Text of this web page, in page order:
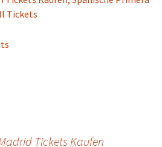
Tickets
Tickets Kaufen